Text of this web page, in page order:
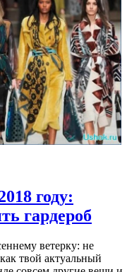
году:
гардероб
ветерку: не
твой актуальный